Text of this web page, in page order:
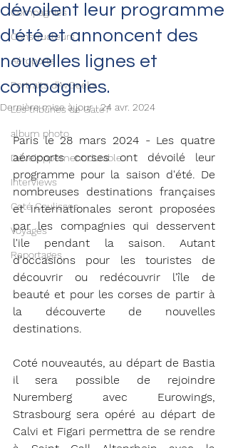
Compagnies
Constructeurs
Aéroports
Portraits d'AvGeeks
Les tribunes de Gate7
album photo
Développement durable
Interviews
Coté Coulisses
Voyages
Reportages
dévoilent leur programme
d'été et annoncent des
nouvelles lignes et
compagnies.
Dernière mise à jour :24 avr. 2024
Paris le 28 mars 2024 - Les quatre
aéroports corses ont dévoilé leur
programme pour la saison d'été. De
nombreuses destinations françaises
et internationales seront proposées
par les compagnies qui desservent
l'ile pendant la saison. Autant
d'occasions pour les touristes de
découvrir ou redécouvrir l'île de
beauté et pour les corses de partir à
la découverte de nouvelles
destinations.
Coté nouveautés, au départ de Bastia
il sera possible de rejoindre
Nuremberg avec Eurowings,
Strasbourg sera opéré au départ de
Calvi et Figari permettra de se rendre